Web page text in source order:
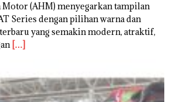
Motor (AHM) menyegarkan tampilan
Series dengan pilihan warna dan
yang semakin modern, atraktif,
[…]